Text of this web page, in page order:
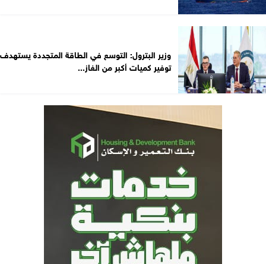
وزير البترول: التوسع في الطاقة المتجددة يستهدف
توفير كميات أكبر من الغاز...